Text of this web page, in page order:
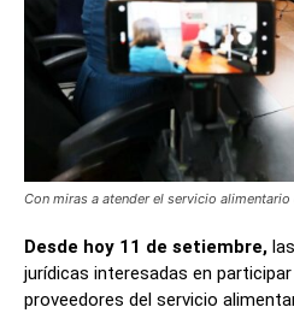
Con miras a atender el servicio
Desde hoy 11 de setiembre,
jurídicas interesadas en
proveedores del servicio